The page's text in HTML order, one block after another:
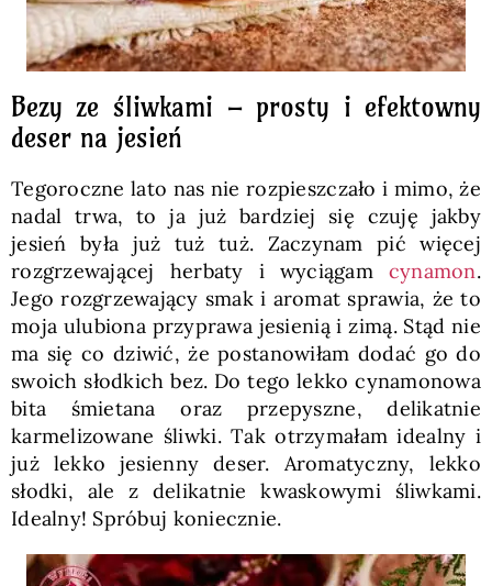
Bezy ze śliwkami – prosty i efektowny
deser na jesień
Tegoroczne lato nas nie rozpieszczało i mimo, że
nadal trwa, to ja już bardziej się czuję jakby
jesień była już tuż tuż. Zaczynam pić więcej
rozgrzewającej herbaty i wyciągam cynamon.
Jego rozgrzewający smak i aromat sprawia, że to
moja ulubiona przyprawa jesienią i zimą. Stąd nie
ma się co dziwić, że postanowiłam dodać go do
swoich słodkich bez. Do tego lekko cynamonowa
bita śmietana oraz przepyszne, delikatnie
karmelizowane śliwki. Tak otrzymałam idealny i
już lekko jesienny deser. Aromatyczny, lekko
słodki, ale z delikatnie kwaskowymi śliwkami.
Idealny! Spróbuj koniecznie.